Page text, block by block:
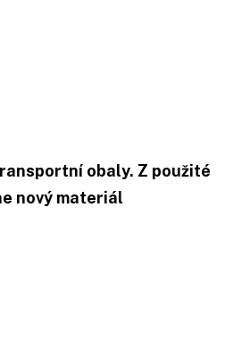
obaly. Z použité
nový materiál